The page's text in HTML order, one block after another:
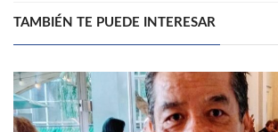
TAMBIÉN TE PUEDE INTERESAR